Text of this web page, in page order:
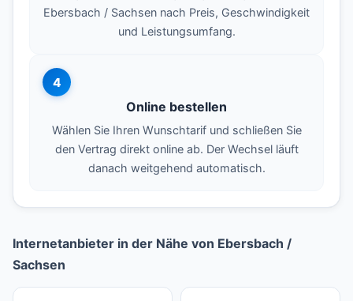
Ebersbach / Sachsen nach Preis, Geschwindigkeit
und Leistungsumfang.
4
Online bestellen
Wählen Sie Ihren Wunschtarif und schließen Sie
den Vertrag direkt online ab. Der Wechsel läuft
danach weitgehend automatisch.
Internetanbieter in der Nähe von Ebersbach /
Sachsen